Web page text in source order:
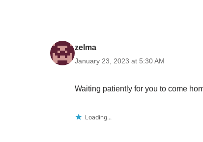
zelma
January 23, 2023 at 5:30 AM
Waiting patiently for you to come
Loading...